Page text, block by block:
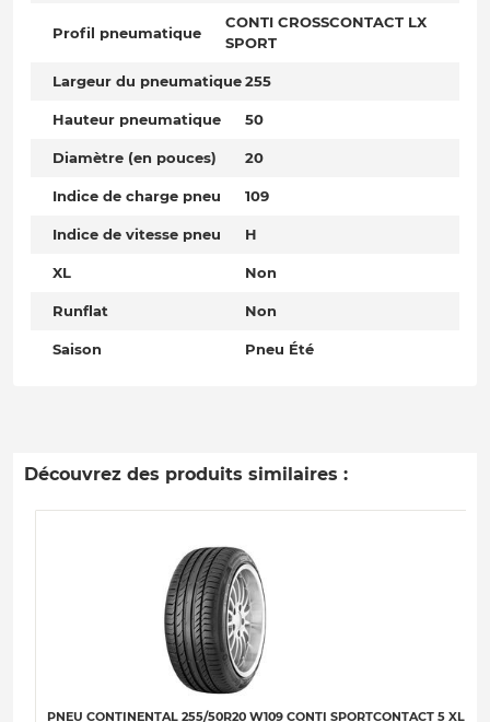
Profil pneumatique
CONTI CROSSCONTACT LX
SPORT
Largeur du pneumatique255
Hauteur pneumatique 50
Diamètre (en pouces) 20
Indice de charge pneu 109
Indice de vitesse pneu H
XL Non
Runflat Non
Saison Pneu Été
Découvrez des produits similaires :
PNEU CONTINENTAL 255/50R20 W109 CONTI SPORTCONTACT 5 XL (J)